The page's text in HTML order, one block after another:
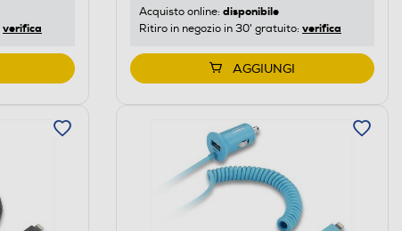
verifica
Acquisto online: disponibile
Ritiro in negozio in 30' gratuito: verifica
AGGIUNGI